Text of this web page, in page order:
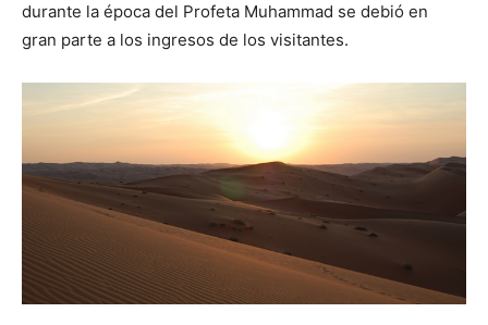
durante la época del Profeta Muhammad se debió en
gran parte a los ingresos de los visitantes.